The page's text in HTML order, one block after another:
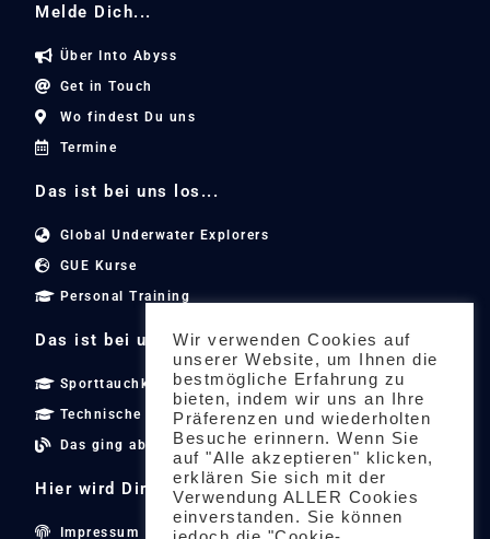
Melde Dich...
Über Into Abyss
Get in Touch
Wo findest Du uns
Termine
Das ist bei uns los...
Global Underwater Explorers
GUE Kurse
Personal Training
Das ist bei uns los...
Sporttauchkurse
Technische Tauchkurse
Das ging ab
Hier wird Dir geholfen...
Impressum
Wir verwenden Cookies auf
unserer Website, um Ihnen die
bestmögliche Erfahrung zu
bieten, indem wir uns an Ihre
Präferenzen und wiederholten
Besuche erinnern. Wenn Sie
auf "Alle akzeptieren" klicken,
erklären Sie sich mit der
Verwendung ALLER Cookies
einverstanden. Sie können